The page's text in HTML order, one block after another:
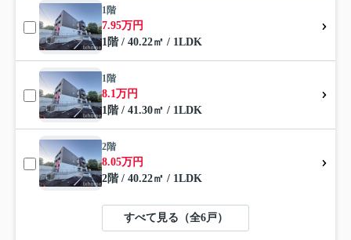
1階
7.95万円
1階 / 40.22㎡ / 1LDK
1階
8.1万円
1階 / 41.30㎡ / 1LDK
2階
8.05万円
2階 / 40.22㎡ / 1LDK
すべて見る（全6戸）